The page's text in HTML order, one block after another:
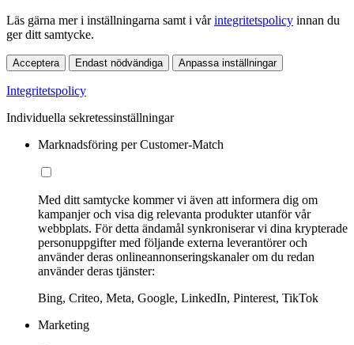
Läs gärna mer i inställningarna samt i vårintegritetspolicy innan du
ger ditt samtycke.
Acceptera Endast nödvändiga Anpassa inställningar
Integritetspolicy
Individuella sekretessinställningar
Marknadsföring per Customer-Match
Med ditt samtycke kommer vi även att informera dig om
kampanjer och visa dig relevanta produkter utanför vår
webbplats. För detta ändamål synkroniserar vi dina krypterade
personuppgifter med följande externa leverantörer och
använder deras onlineannonseringskanaler om du redan
använder deras tjänster:
Bing, Criteo, Meta, Google, LinkedIn, Pinterest, TikTok
Marketing